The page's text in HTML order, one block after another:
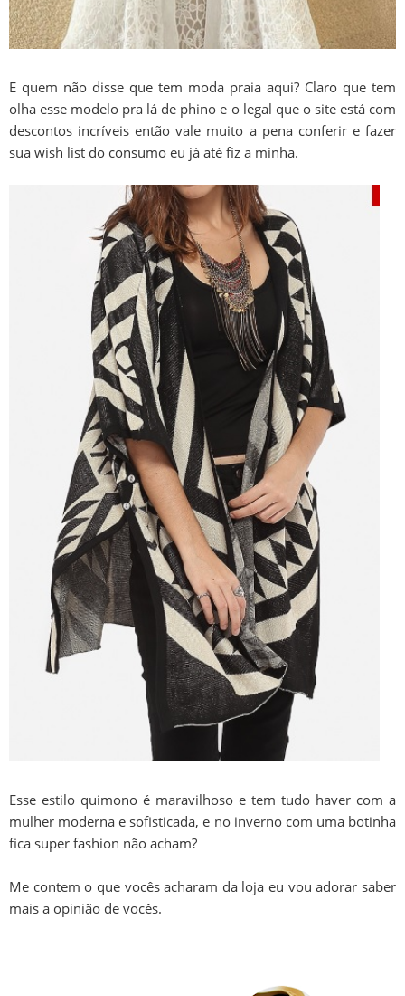
E quem não disse que tem moda praia aqui? Claro que tem
olha esse modelo pra lá de phino e o legal que o site está com
descontos incríveis então vale muito a pena conferir e fazer
sua wish list do consumo eu já até fiz a minha.
Esse estilo quimono é maravilhoso e tem tudo haver com a
mulher moderna e sofisticada, e no inverno com uma botinha
fica super fashion não acham?
Me contem o que vocês acharam da loja eu vou adorar saber
mais a opinião de vocês.